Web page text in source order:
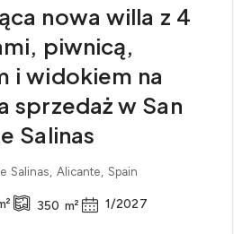
nowa willa z 4
piwnicą,
i widokiem na
sprzedaż w San
Salinas
Salinas, Alicante, Spain
350 m² 1/2027